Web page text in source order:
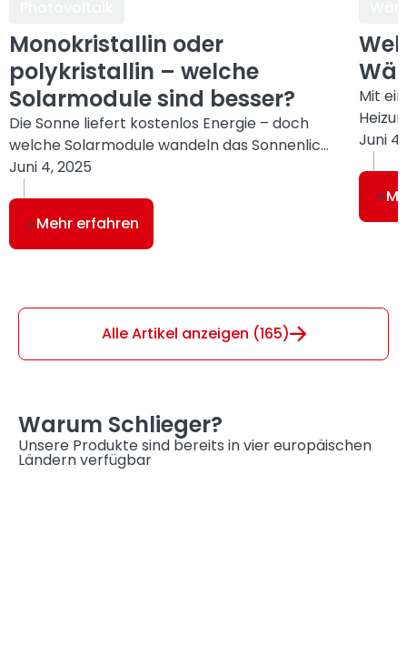
Monokristallin oder
polykristallin – welche
Solarmodule sind besser?
Die Sonne liefert kostenlos Energie – doch
welche Solarmodule wandeln das Sonnenlicht
am effizientesten in Strom um? Wenn Sie
richtig. In diesem Artikel erklären wir Ihnen die
wesentlichen Unterschiede zwischen
monokristallinen und polykristallinen
Bedarf auswählen....
Juni 4, 2025
Mehr erfahren
Mit
Ihrer
ein
Juni
Alle Artikel anzeigen (165)
Warum Schlieger?
Unsere Produkte sind bereits in vier europäischen
Ländern verfügbar